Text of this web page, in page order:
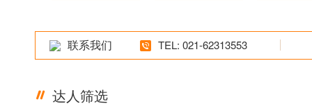
联系我们 TEL: 021-62313553
达人筛选